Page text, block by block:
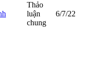
Thảo
luận
chung
6/7/22